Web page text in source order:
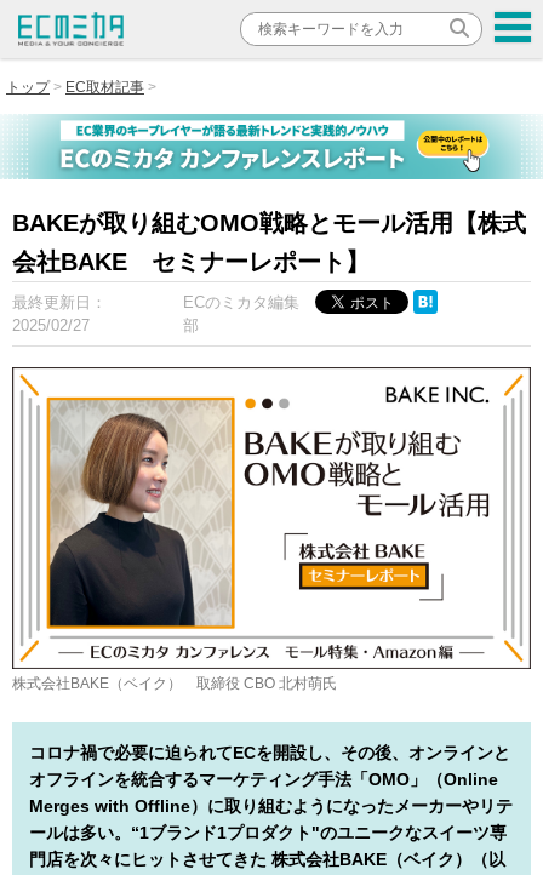
トップ EC取材記事
BAKEが取り組むOMO戦略とモール活用【株式
会社BAKE セミナーレポート】
最終更新日：
2025/02/27
ECのミカタ編集
部
株式会社BAKE（ベイク） 取締役 CBO 北村萌氏
コロナ禍で必要に迫られてECを開設し、その後、オンラインと
オフラインを統合するマーケティング手法「OMO」（Online
Merges with Offline）に取り組むようになったメーカーやリテ
ールは多い。“1ブランド1プロダクト"のユニークなスイーツ専
門店を次々にヒットさせてきた 株式会社BAKE（ベイク）（以